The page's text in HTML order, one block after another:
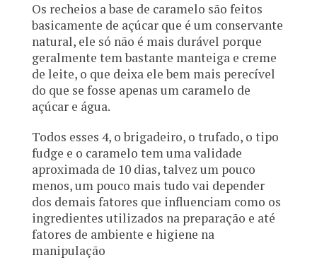
Os recheios a base de caramelo são feitos
basicamente de açúcar que é um conservante
natural, ele só não é mais durável porque
geralmente tem bastante manteiga e creme
de leite, o que deixa ele bem mais perecível
do que se fosse apenas um caramelo de
açúcar e água.
Todos esses 4, o brigadeiro, o trufado, o tipo
fudge e o caramelo tem uma validade
aproximada de 10 dias, talvez um pouco
menos, um pouco mais tudo vai depender
dos demais fatores que influenciam como os
ingredientes utilizados na preparação e até
fatores de ambiente e higiene na
manipulação